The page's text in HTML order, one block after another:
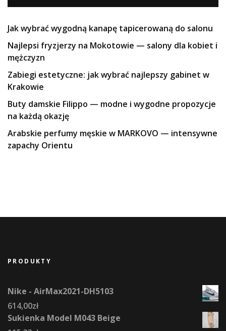
Jak wybrać wygodną kanapę tapicerowaną do salonu
Najlepsi fryzjerzy na Mokotowie — salony dla kobiet i
mężczyzn
Zabiegi estetyczne: jak wybrać najlepszy gabinet w
Krakowie
Buty damskie Filippo — modne i wygodne propozycje
na każdą okazję
Arabskie perfumy męskie w MARKOVO — intensywne
zapachy Orientu
PRODUKTY
Nike - AirMax2021-DH5103
614,00zł
Sukienka Model M043 Beige